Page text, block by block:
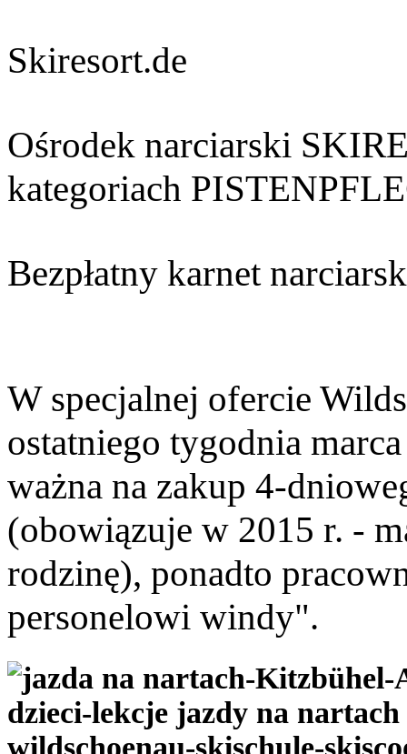
Skiresort.de
Ośrodek narciarski
kategoriach
Bezpłatny karnet
W specjalnej ofercie
ostatniego tygodnia
ważna na zakup 4-
(obowiązuje w 2015 r. -
rodzinę), ponadto
personelowi windy".